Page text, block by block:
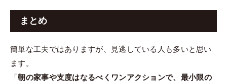
まとめ
簡単な工夫ではありますが、見逃している人も多いと思い
ます。
「朝の家事や支度はなるべくワンアクションで、最小限の